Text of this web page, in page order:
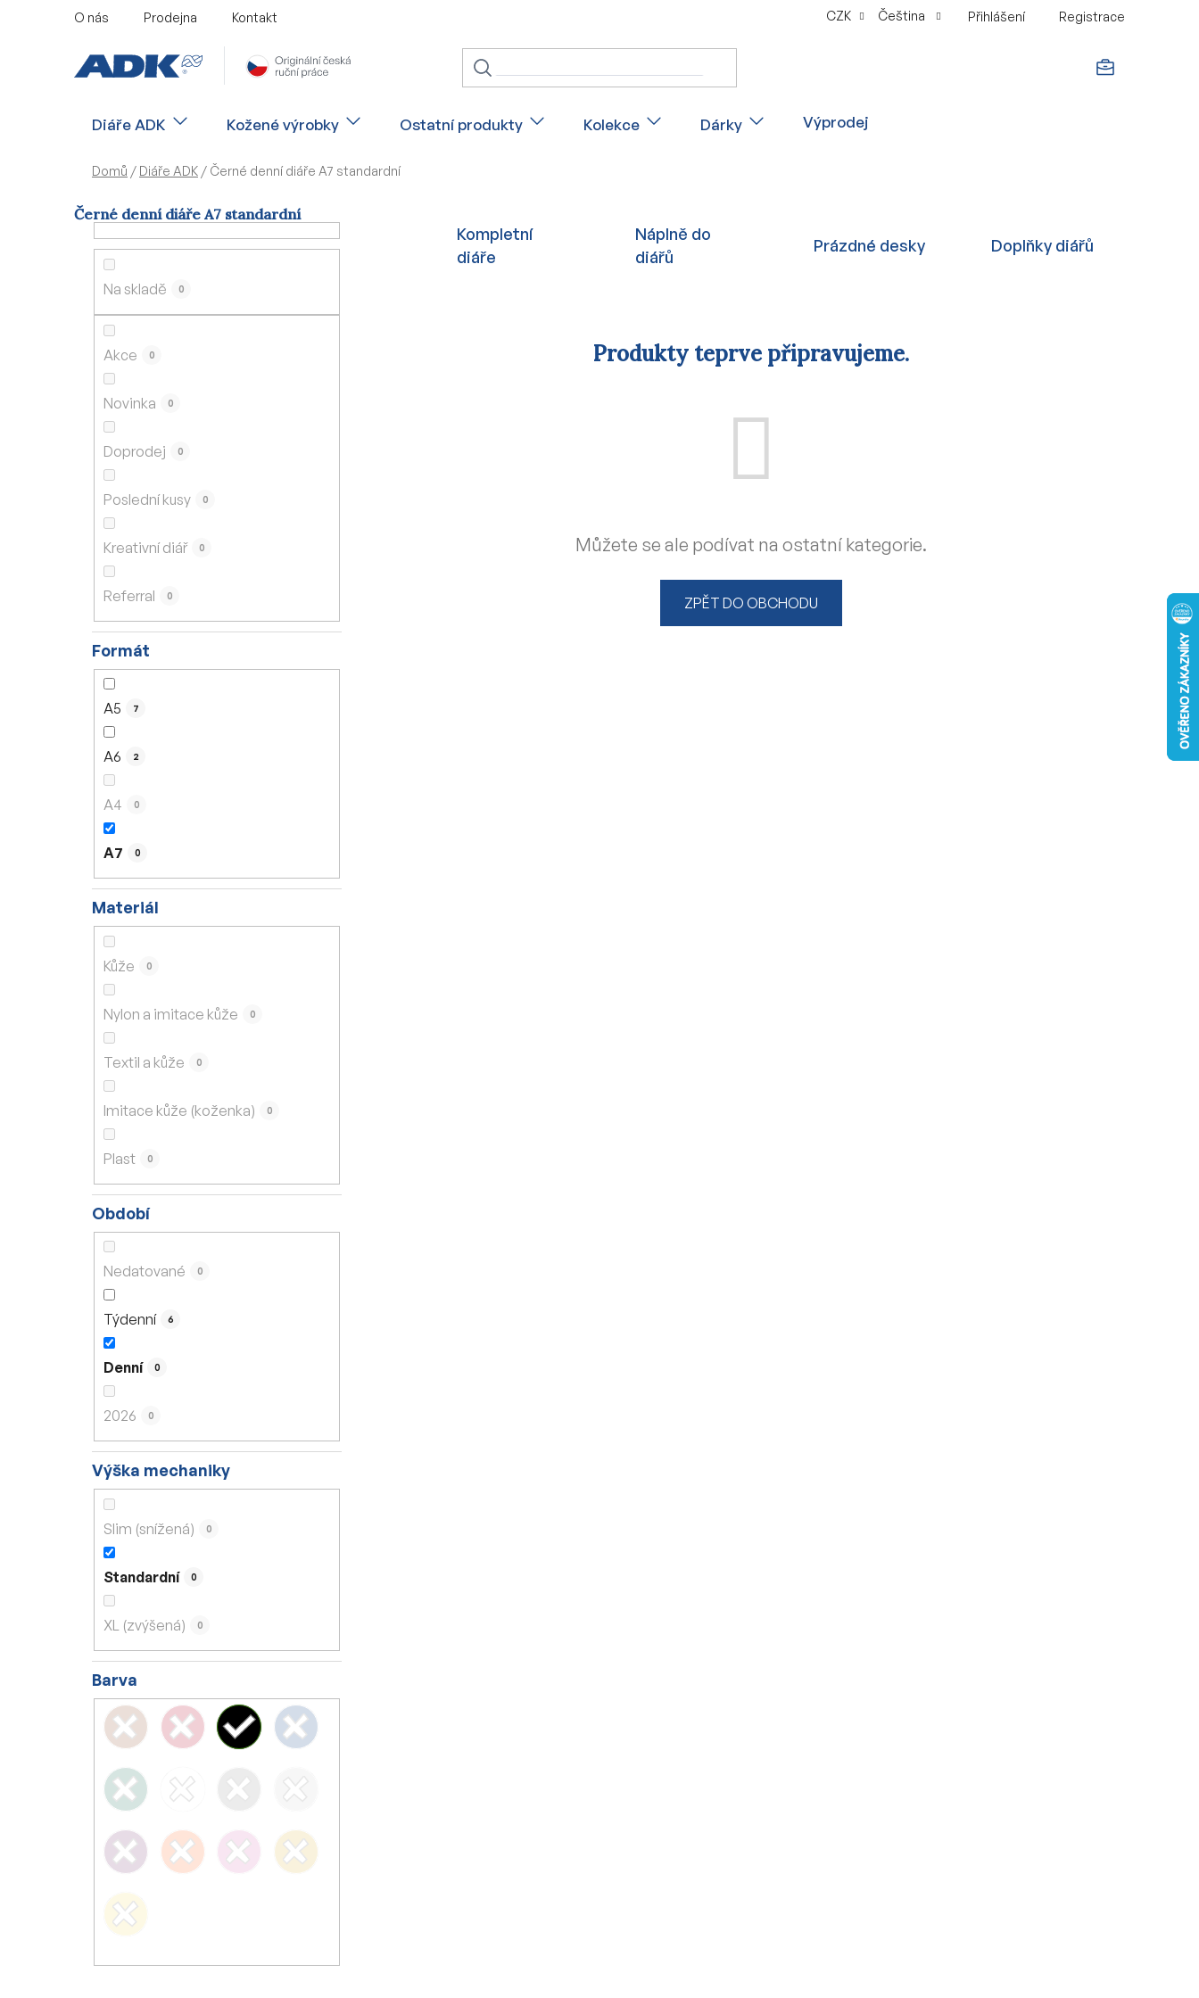
O nás Prodejna Kontakt CZK Čeština Přihlášení Registrace
Diáře ADK Kožené výrobky Ostatní produkty Kolekce Dárky Výprodej
Domů / Diáře ADK / Černé denní diáře A7 standardní
Černé denní diáře A7 standardní
Na skladě 0
Akce 0
Novinka 0
Doprodej 0
Poslední kusy 0
Kreativní diář 0
Referral 0
Formát
A5 7
A6 2
A4 0
A7 0
Materiál
Kůže 0
Nylon a imitace kůže 0
Textil a kůže 0
Imitace kůže (koženka) 0
Plast 0
Období
Nedatované 0
Týdenní 6
Denní 0
2026 0
Výška mechaniky
Slim (snížená) 0
Standardní 0
XL (zvýšená) 0
Barva
Kompletní
diáře
Náplně do
diářů
Prázdné desky Doplňky diářů
Produkty teprve připravujeme.
Můžete se ale podívat na ostatní kategorie.
ZPĚT DO OBCHODU